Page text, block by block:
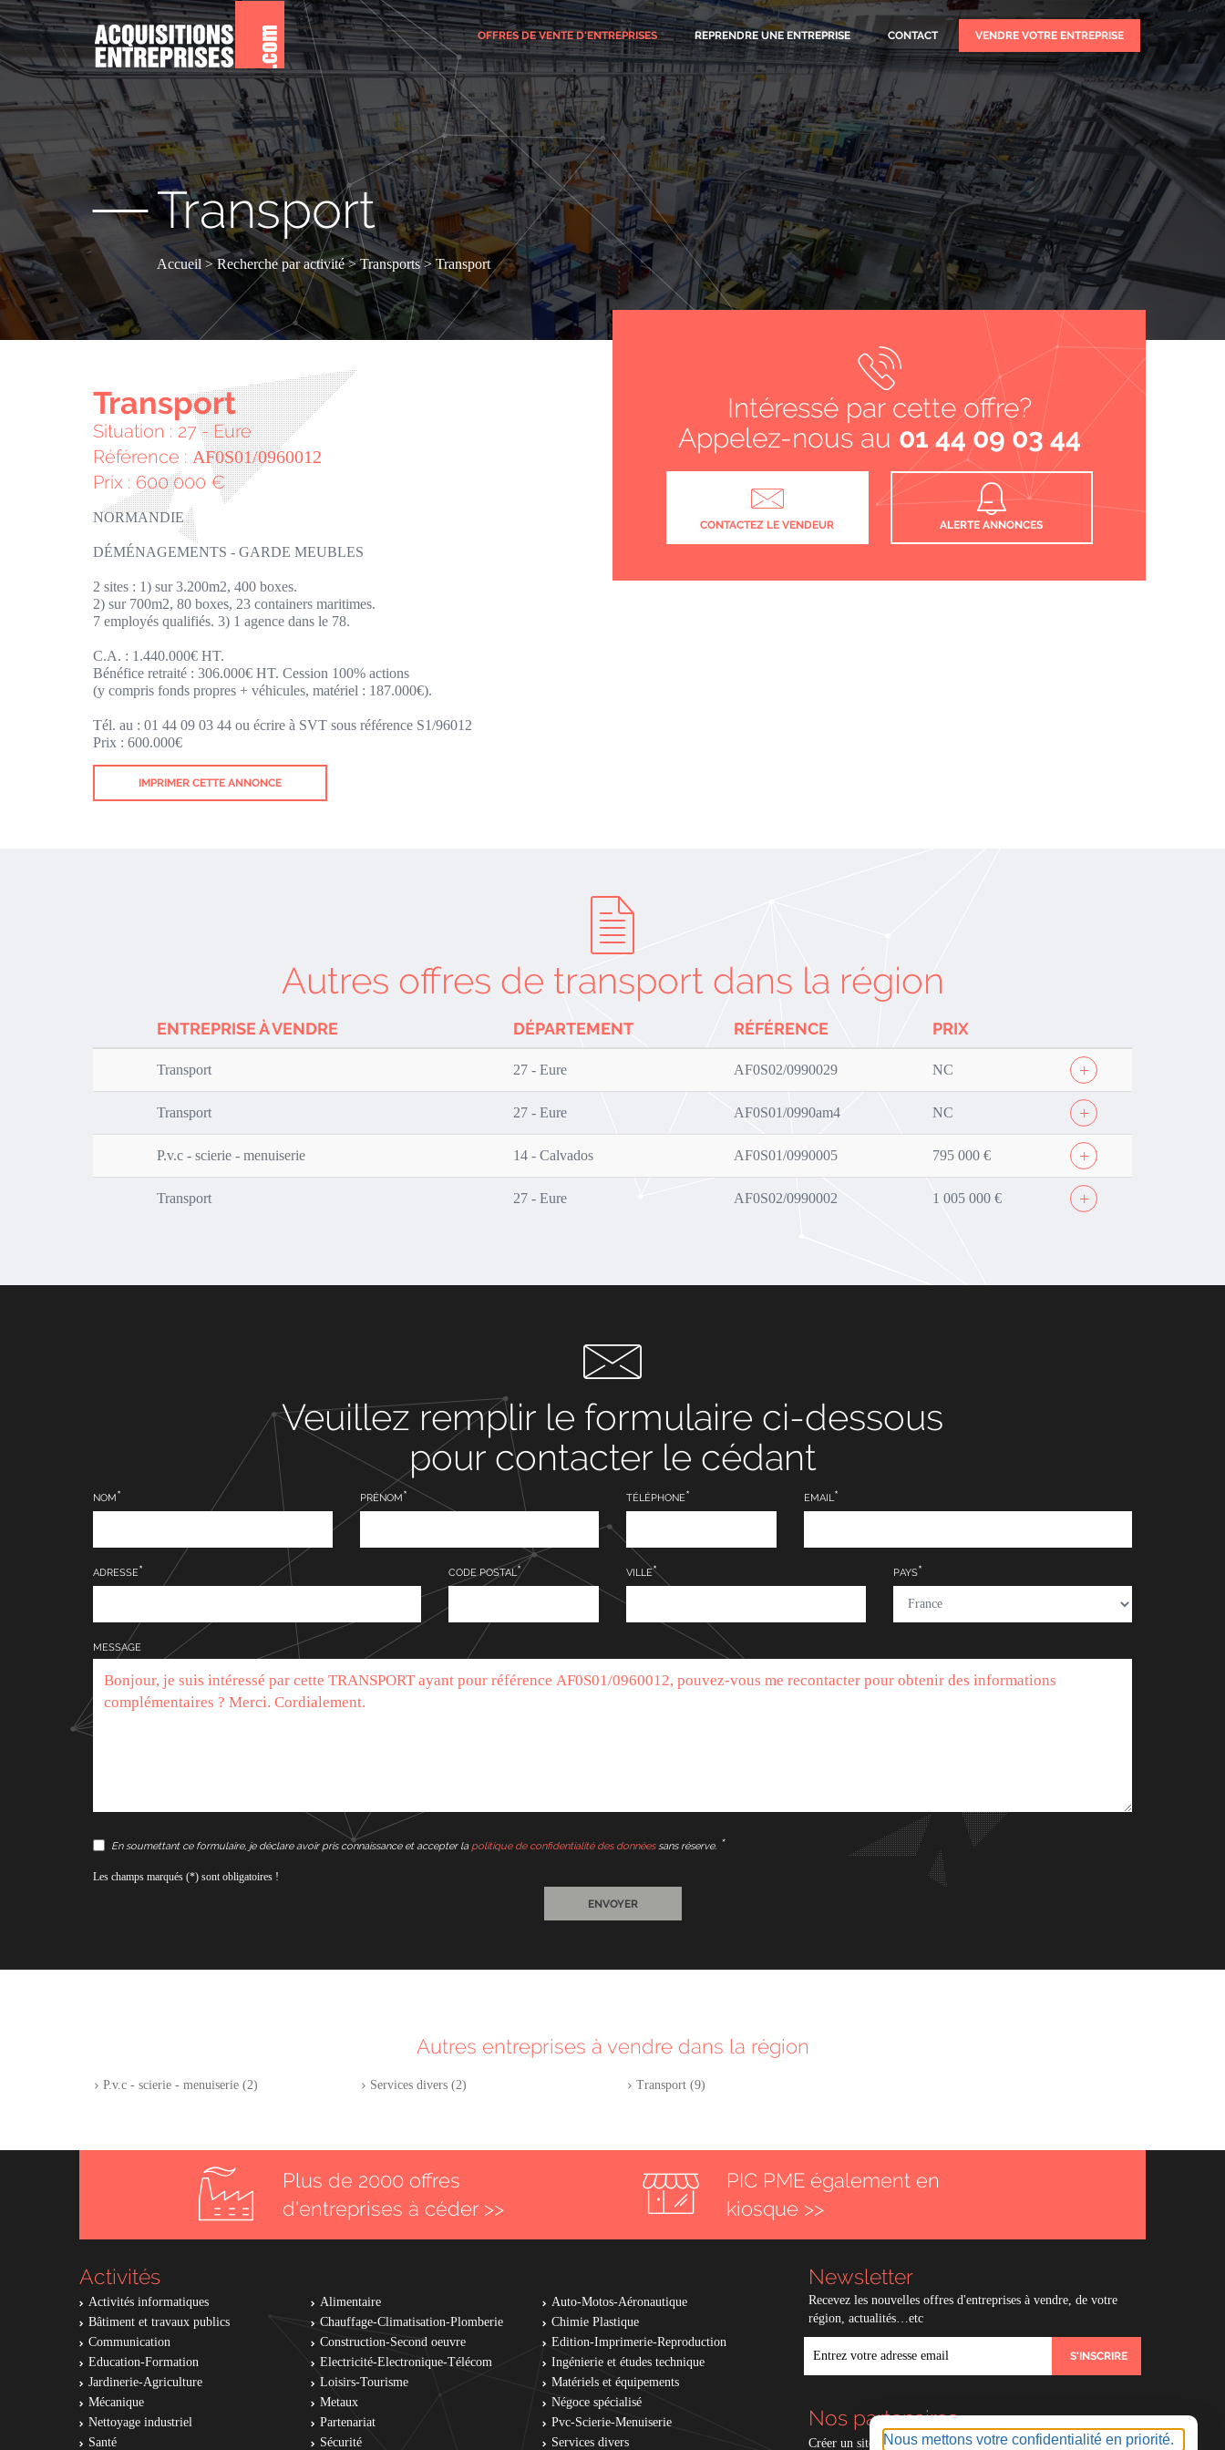
OFFRESDE VENTE D'ENTREPRISES REPRENDRE UNE ENTREPRISE CONTACT VENDRE VOTRE ENTREPRISE
—Transport
Accueil Recherche par activité Transports Transport
Transport
Situation : 27 - Eure
Référence : AF0S01/0960012
Prix : 600 000 €
NORMANDIE
DÉMÉNAGEMENTS - GARDE MEUBLES
2 sites : 1) sur 3.200m2, 400 boxes.
2) sur 700m2, 80 boxes, 23 containers maritimes.
7 employés qualifiés. 3) 1 agence dans le 78.
C.A. : 1.440.000€ HT.
Bénéfice retraité : 306.000€ HT. Cession 100% actions
(y compris fonds propres + véhicules, matériel : 187.000€).
Tél. au : 01 44 09 03 44 ou écrire à SVT sous référence S1/96012
Prix : 600.000€
IMPRIMER CETTE ANNONCE
Intéressé par cette offre?
Appelez-nous au 01 44 09 03 44
CONTACTEZ LE VENDEUR ALERTE ANNONCES
Autres offres de transport dans la région
ENTREPRISE À VENDRE DÉPARTEMENT RÉFÉRENCE PRIX
Transport 27 - Eure AF0S02/0990029 NC +
Transport 27 - Eure AF0S01/0990am4 NC +
P.v.c - scierie - menuiserie 14 - Calvados AF0S01/0990005 795 000 € +
Transport 27 - Eure AF0S02/0990002 1 005 000 € +
Veuillez remplir le formulaire ci-dessous
pour contacter le cédant
NOM PRÉNOM TÉLÉPHONE EMAIL
ADRESSE CODE POSTAL VILLE PAYS
MESSAGE
En soumettant ce formulaire, je déclare avoir pris connaissance et accepter la politique de confidentialité des donnéessans réserve.
Les champs marqués (*) sont obligatoires !
ENVOYER
Autres entreprises à vendre dans la région
P.v.c - scierie - menuiserie (2) Services divers (2) Transport (9)
Plus de 2000 offres
d'entreprises à céder >>
PIC PME également en
kiosque >>
Activités
Activités informatiques Alimentaire
Auto-Motos-Aéronautique
Bâtiment et travaux publics
Chauffage-Climatisation-Plomberie
Chimie Plastique
Communication
Construction-Second oeuvre
Edition-Imprimerie-Reproduction
Education-Formation
Electricité-Electronique-Télécom
Ingénierie et études technique
Jardinerie-Agriculture
Loisirs-Tourisme
Matériels et équipements
Mécanique
Metaux
Négoce spécialisé
Nettoyage industriel
Partenariat
Pvc-Scierie-Menuiserie
Santé
Sécurité Services divers
Newsletter
Recevez les nouvelles offres d'entreprises à vendre, de votre
région, actualités…etc
Nos partenaires
Créer un site e-commerce avec Experts compables
Nous mettons votre confidentialité en priorité.